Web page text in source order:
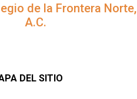
de la Frontera Norte,
A.C.
DEL SITIO